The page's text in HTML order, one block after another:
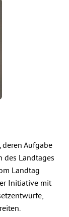
Aufgabe
des Landtages
Landtag
Initiative mit